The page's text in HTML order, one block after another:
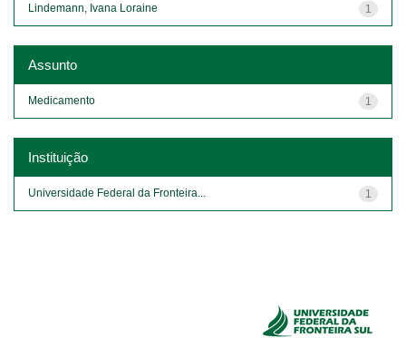
1
Lindemann, Ivana Loraine
Assunto
1
Medicamento
Instituição
1
Universidade Federal da Fronteira...